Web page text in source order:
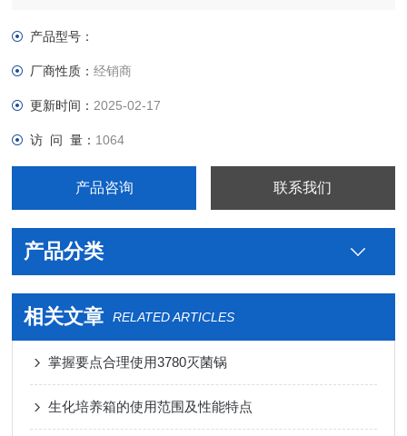
产品型号：
厂商性质：经销商
更新时间： 2025-02-17
访 问 量： 1064
产品咨询 联系我们
产品分类
相关文章 RELATED ARTICLES
掌握要点合理使用3780灭菌锅
生化培养箱的使用范围及性能特点